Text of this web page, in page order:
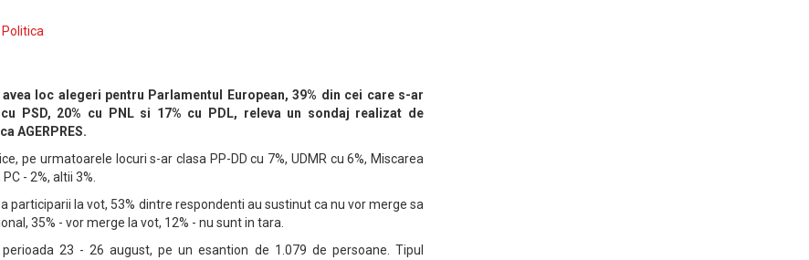
Politica
loc alegeri pentru Parlamentul European, 39% din cei care s-ar
PSD, 20% cu PNL si 17% cu PDL, releva un sondaj realizat de
AGERPRES.
pe urmatoarele locuri s-ar clasa PP-DD cu 7%, UDMR cu 6%, Miscarea
- 2%, altii 3%.
participarii la vot, 53% dintre respondenti au sustinut ca nu vor merge sa
35% - vor merge la vot, 12% - nu sunt in tara.
23 - 26 august, pe un esantion de 1.079 de persoane. Tipul